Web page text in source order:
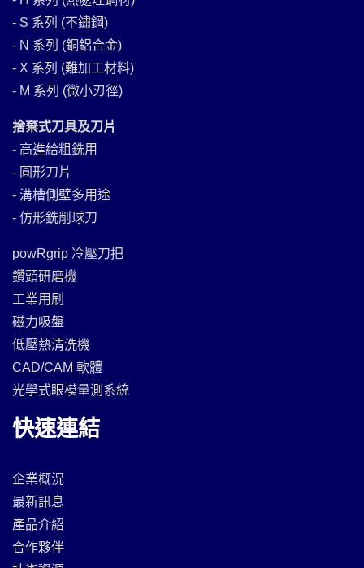
- S 系列 (不鏽鋼)
- N 系列 (銅鋁合金)
- X 系列 (難加工材料)
- M 系列 (微小刃徑)
捨棄式刀具及刀片
- 高進給粗銑用
- 圓形刀片
- 溝槽側壁多用途
- 仿形銑削球刀
powRgrip 冷壓刀把
鑽頭研磨機
工業用刷
磁力吸盤
低壓熱清洗機
CAD/CAM 軟體
光學式眼模量測系統
快速連結
企業概況
最新訊息
產品介紹
合作夥伴